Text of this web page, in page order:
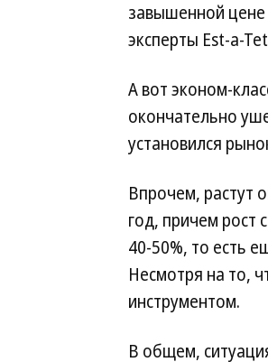
завышенной цене
эксперты Est-a-
А вот эконом-
окончательно
установился
Впрочем, растут
год, причем рост
40-50%, то есть
Несмотря на то,
инструментом.
В общем,